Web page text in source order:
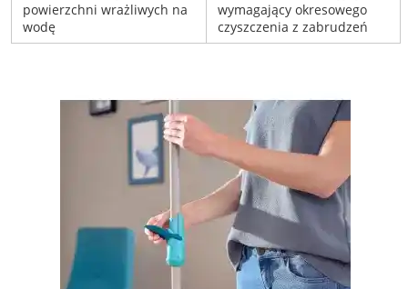
powierzchni wrażliwych na
wodę
wymagający okresowego
czyszczenia z zabrudzeń